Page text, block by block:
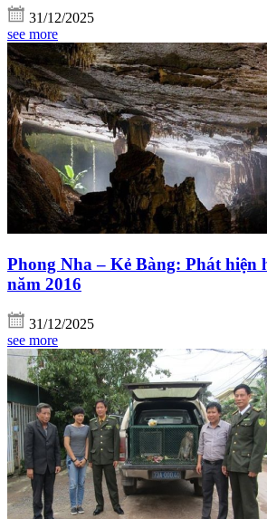
31/12/2025
see more
Phong Nha – Kẻ Bàng: Phát hiện
năm 2016
31/12/2025
see more